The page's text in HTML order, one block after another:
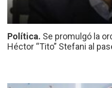
Política. Se promulgó la
Héctor “Tito” Stefani al